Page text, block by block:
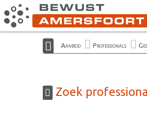
Aanbod Professionals
Zoek